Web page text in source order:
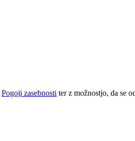
Pogoji zasebnosti ter z možnostjo, da se